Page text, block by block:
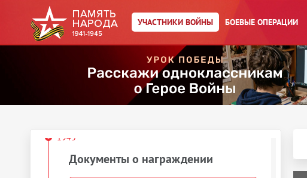
УЧАСТНИКИ ВОЙНЫ БОЕВЫЕ ОПЕРАЦИИ
1942
Документы о награждении
Шапиро Шлема Михелевич
Медаль «За оборону
Сталинграда»
1943
Документы о награждении